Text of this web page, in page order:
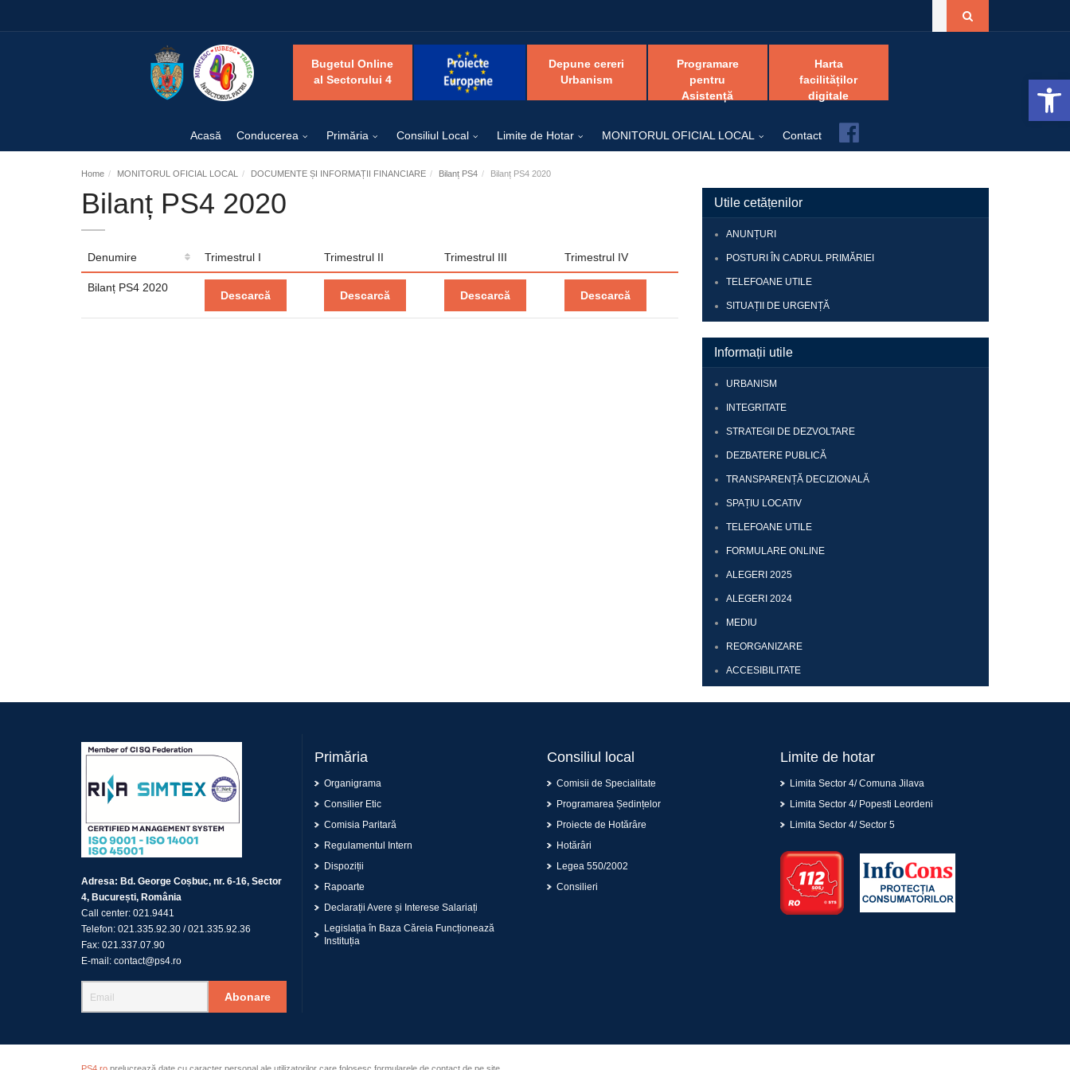
Bugetul Online
al Sectorului 4
Depune cereri
Urbanism
Programare
pentru
Asistență
Harta
facilităților
digitale
Acasă Conducerea Primăria Consiliul Local Limite de Hotar MONITORUL OFICIAL LOCAL Contact
Home MONITORUL OFICIAL LOCAL DOCUMENTE ȘI INFORMAȚII FINANCIARE Bilanț PS4 Bilanț PS4 2020
Bilanț PS4 2020
Denumire Trimestrul I Trimestrul II Trimestrul III Trimestrul IV
Bilanț PS4 2020
Descarcă Descarcă Descarcă Descarcă
Utile cetățenilor
ANUNȚURI
POSTURI ÎN CADRUL PRIMĂRIEI
TELEFOANE UTILE
SITUAȚII DE URGENȚĂ
Informații utile
URBANISM
INTEGRITATE
STRATEGII DE DEZVOLTARE
DEZBATERE PUBLICĂ
TRANSPARENȚĂ DECIZIONALĂ
SPAȚIU LOCATIV
TELEFOANE UTILE
FORMULARE ONLINE
ALEGERI 2025
ALEGERI 2024
MEDIU
REORGANIZARE
ACCESIBILITATE
Adresa: Bd. George Coșbuc, nr. 6-16, Sector
4, București, România
Call center: 021.9441
Telefon: 021.335.92.30 /021.335.92.36
Fax: 021.337.07.90
E-mail: contact@ps4.ro
Abonare
Primăria
Organigrama
Consilier Etic
Comisia Paritară
Regulamentul Intern
Dispoziții
Rapoarte
Declarații Avere și Interese Salariați
Legislația în Baza Căreia Funcționează
Instituția
Consiliul local
Comisii de Specialitate
Programarea Ședințelor
Proiecte de Hotărâre
Hotărâri
Legea 550/2002
Consilieri
Limite de hotar
Limita Sector 4/ Comuna Jilava
Limita Sector 4/ Popesti Leordeni
Limita Sector 4/ Sector 5